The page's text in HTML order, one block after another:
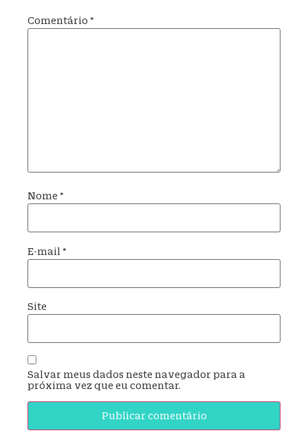
Comentário *
Nome *
E-mail *
Site
Salvar meus dados neste navegador para a
próxima vez que eu comentar.